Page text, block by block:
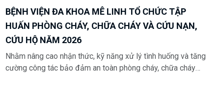
BỆNH VIỆN ĐA KHOA MÊ LINH TỔ CHỨC TẬP
HUẤN PHÒNG CHÁY, CHỮA CHÁY VÀ CỨU NẠN,
CỨU HỘ NĂM 2026
Nhằm nâng cao nhận thức, kỹ năng xử lý tình huống và tăng
cường công tác bảo đảm an toàn phòng cháy, chữa cháy